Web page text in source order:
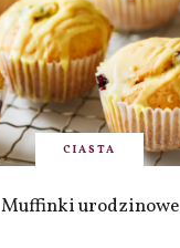
CIASTA
Muffinki urodzinowe